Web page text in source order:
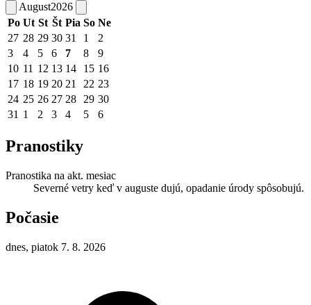
August2026
Po Ut St Št Pia So Ne
27 28 29 30 31 1
2
3
4 5 6 7 8
9
10 11 12 13 14 15 16
17 18 19 20 21 22 23
24 25 26 27 28 29 30
31 1 2 3 4 5 6
Pranostiky
Pranostika na akt. mesiac
Severné vetry keď v auguste dujú, opadanie úrody spôsobujú.
Počasie
dnes, piatok 7. 8. 2026